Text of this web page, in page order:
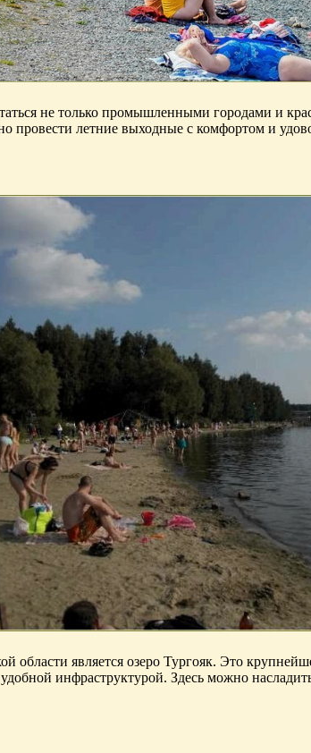
не только промышленными городами
провести летние выходные с комфортом и
является озеро Тургояк. Это
инфраструктурой. Здесь можно